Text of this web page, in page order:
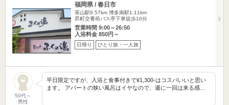
福岡県 / 春日市
茶山駅8.57km 博多南駅1.11km
昇町交番前バス亭下車徒歩10分
営業時間 9:00～26:50
入浴料金 850円～
日帰り ひとり旅・一人旅
50代～
男性
平日限定ですが、入浴と食事付きで¥1,300-はコスパいいと思い
ます。 アパートの狭い風呂はイヤなので、週に一回は来る感…